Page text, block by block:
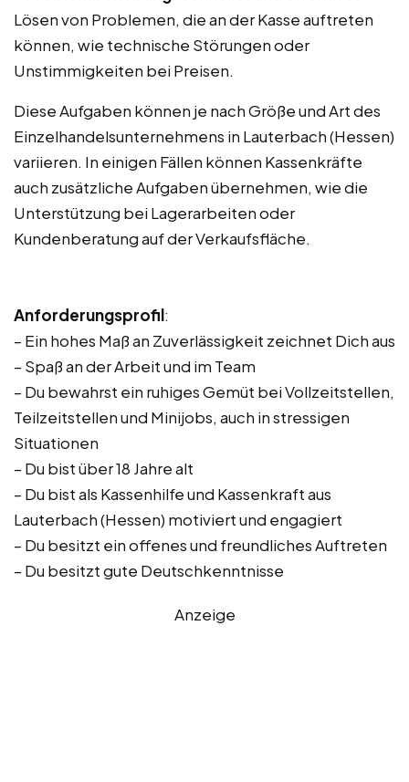
Lösen von Problemen, die an der Kasse auftreten
können, wie technische Störungen oder
Unstimmigkeiten bei Preisen.
Diese Aufgaben können je nach Größe und Art des
Einzelhandelsunternehmens in Lauterbach (Hessen)
variieren. In einigen Fällen können Kassenkräfte
auch zusätzliche Aufgaben übernehmen, wie die
Unterstützung bei Lagerarbeiten oder
Kundenberatung auf der Verkaufsfläche.
Anforderungsprofil:
– Ein hohes Maß an Zuverlässigkeit zeichnet Dich aus
– Spaß an der Arbeit und im Team
– Du bewahrst ein ruhiges Gemüt bei Vollzeitstellen,
Teilzeitstellen und Minijobs, auch in stressigen
Situationen
– Du bist über 18 Jahre alt
– Du bist als Kassenhilfe und Kassenkraft aus
Lauterbach (Hessen) motiviert und engagiert
– Du besitzt ein offenes und freundliches Auftreten
– Du besitzt gute Deutschkenntnisse
Anzeige